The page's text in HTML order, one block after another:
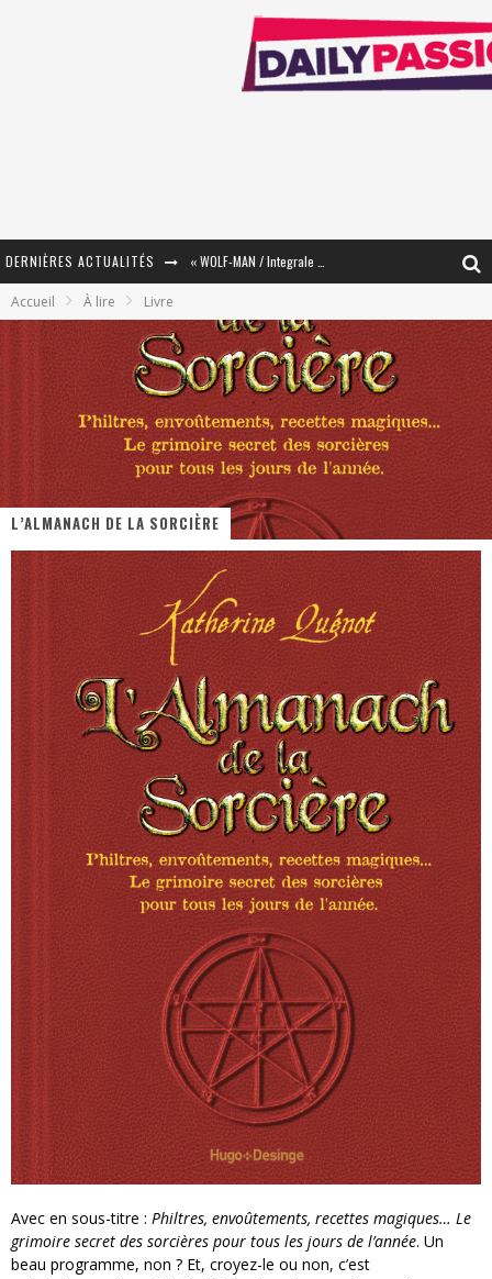
DERNIÈRES ACTUALITÉS
« Mon Village Révolté » - Combattre un Projet !
« Le Béton et le Bambou / Propositions pour Mayotte et le Monde. » - Améliorations !
Star Fox
PsyRiver 2026 : la magie revient sur les rives de l’Aar
« MOFUSAND / Parler Japonais » – Des Expressions Pratiques !
Assassin's Creed Black Flag Resynced
« Le Vent dand les Saules » - Une Belle Histoire !
« Damn Them All » - Un duo de Choc !
Yoshi and the mysterious book
Accueil À lire Livre
L’ALMANACH DE LA SORCIÈRE
Avec en sous-titre : Philtres, envoûtements, recettes magiques… Le
grimoire secret des sorcières pour tous les jours de l’année. Un
beau programme, non ? Et, croyez-le ou non, c’est